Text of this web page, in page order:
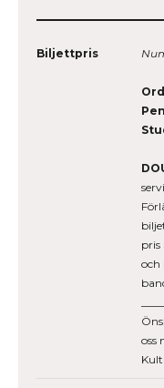
Biljettpris
pris
och
oss